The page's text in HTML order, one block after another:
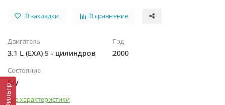
Фильтр
В закладки В сравнение
Двигатель
3.1 L (EXA) 5 - цилиндров
Год
2000
Состояние
Б/у
Все характеристики